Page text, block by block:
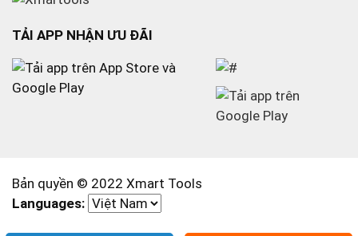
TẢI APP NHẬN ƯU ĐÃI
Bản quyền © 2022 Xmart Tools
Languages: